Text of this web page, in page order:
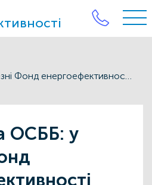
Підтримка ОСББ: у березні Фонд енергоефективності компенсував учасникам програми “Енергодім” близько 20 млн грн
ОСББ: у